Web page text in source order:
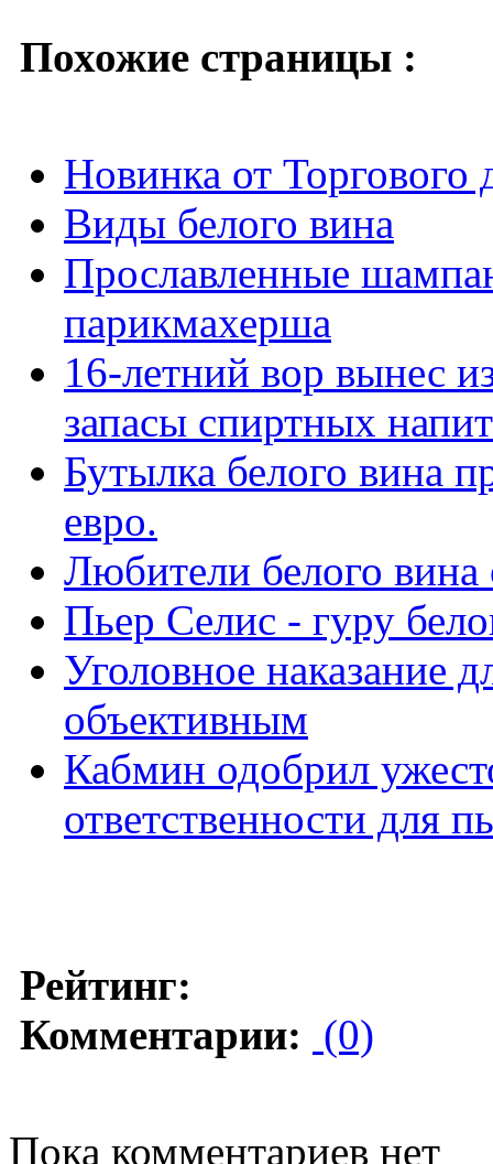
Похожие страницы :
Новинка от Торгового
Виды белого вина
Прославленные
парикмахерша
16-летний вор вынес
запасы спиртных
Бутылка белого вина
евро.
Любители белого
Пьер Селис - гуру
Уголовное наказание
объективным
Кабмин одобрил
ответственности для
Рейтинг:
Комментарии: (0)
Пока комментариев нет